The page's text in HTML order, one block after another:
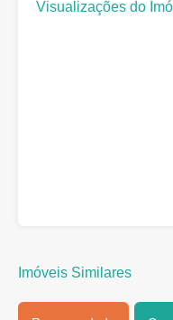
Visualizações do
Imóveis Similares